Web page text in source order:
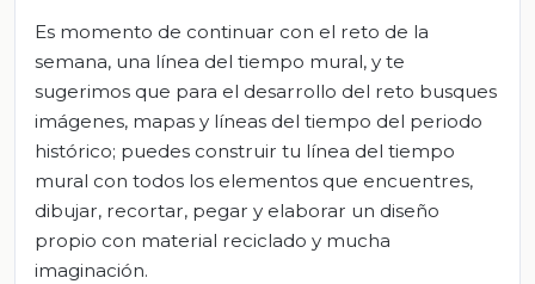
Es momento de continuar con el reto de la
semana, una línea del tiempo mural, y te
sugerimos que para el desarrollo del reto busques
imágenes, mapas y líneas del tiempo del periodo
histórico; puedes construir tu línea del tiempo
mural con todos los elementos que encuentres,
dibujar, recortar, pegar y elaborar un diseño
propio con material reciclado y mucha
imaginación.